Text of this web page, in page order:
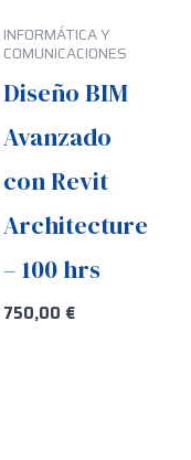
INFORMÁTICA Y
COMUNICACIONES
Diseño BIM
Avanzado
con Revit
Architecture
– 100 hrs
750,00 €